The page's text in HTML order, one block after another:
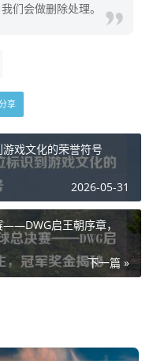
们会做删除处理。
享
戏文化的荣誉符号
2026-05-31
启王朝序章，
下一篇 »